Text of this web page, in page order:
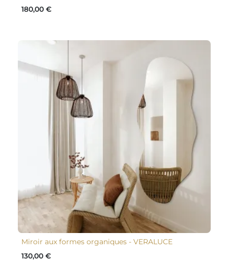
180,00 €
Miroir aux formes organiques - VERALUCE
130,00 €